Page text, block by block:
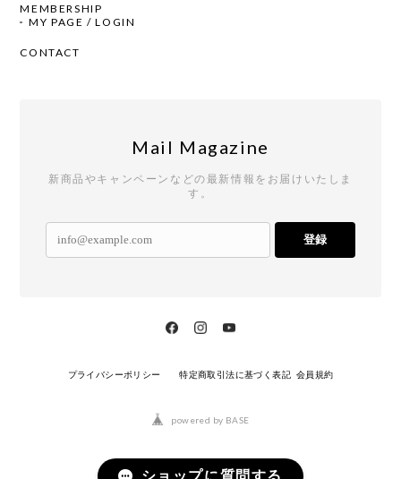
MEMBERSHIP
MY PAGE / LOGIN
CONTACT
Mail Magazine
新商品やキャンペーンなどの最新情報をお届けいたしま
す。
登録
プライバシーポリシー 特定商取引法に基づく表記 会員規約
powered by BASE
ショップに質問する